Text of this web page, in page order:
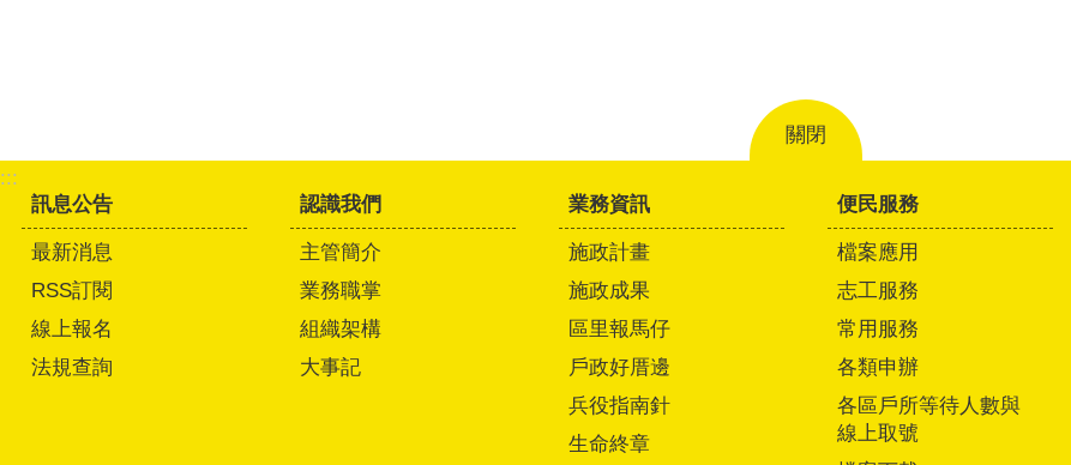
關閉
:::
訊息公告
最新消息
RSS訂閱
線上報名
法規查詢
認識我們
主管簡介
業務職掌
組織架構
大事記
業務資訊
施政計畫
施政成果
區里報馬仔
戶政好厝邊
兵役指南針
生命終章
便民服務
檔案應用
志工服務
常用服務
各類申辦
各區戶所等待人數與
線上取號